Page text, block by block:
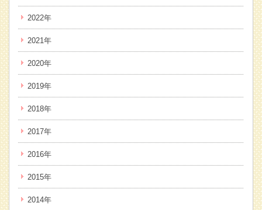
2022年
2021年
2020年
2019年
2018年
2017年
2016年
2015年
2014年